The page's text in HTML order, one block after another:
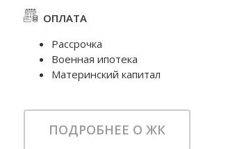
ОПЛАТА
Рассрочка
Военная ипотека
Материнский капитал
ПОДРОБНЕЕ О ЖК